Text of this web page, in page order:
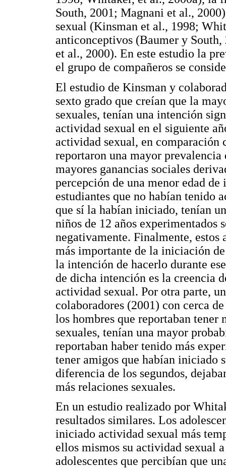
South, 2001; Magnani et al.,
sexual (Kinsman et al., 1998;
anticonceptivos (Baumer y
et al., 2000). En este estudio la
el grupo de compañeros se
El estudio de Kinsman y
sexto grado que creían que la
sexuales, tenían una intención
actividad sexual en el siguiente
actividad sexual, en comparación
reportaron una mayor
mayores ganancias sociales
percepción de una menor edad
estudiantes que no habían tenido
que sí la habían iniciado, tenían
niños de 12 años experimentados
negativamente. Finalmente,
más importante de la iniciación
la intención de hacerlo durante
de dicha intención es la creencia
actividad sexual. Por otra parte,
colaboradores (2001) con cerca
los hombres que reportaban tener
sexuales, tenían una mayor
reportaban haber tenido más
tener amigos que habían iniciado
diferencia de los segundos,
más relaciones sexuales.
En un estudio realizado por
resultados similares. Los
iniciado actividad sexual más
ellos mismos su actividad sexual
adolescentes que percibían que